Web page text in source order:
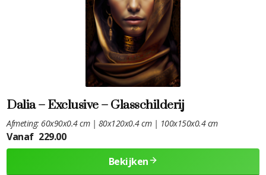
Dalia – Exclusive – Glasschilderij
Afmeting: 60x90x0.4 cm | 80x120x0.4 cm | 100x150x0.4 cm
Vanaf 229.00
Bekijken